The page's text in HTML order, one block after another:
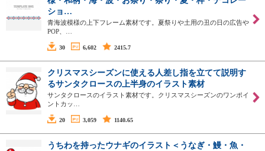
ショ…
青海波模様の上下フレーム素材です。夏祭りや土用の丑の日の広告や
POP、…
30 6,602 2415.7
クリスマスシーズンに使える人差し指を立てて説明す
るサンタクロースの上半身のイラスト素材
サンタクロースのイラスト素材です。クリスマスシーズンのワンポイ
ントカッ…
20 3,059 1140.65
うちわを持ったウナギのイラスト＜うなぎ・鰻・魚・